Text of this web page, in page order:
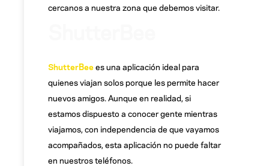
cercanos a nuestra zona que debemos visitar.
ShutterBeees una aplicación ideal para
quienes viajan solos porque les permite hacer
nuevos amigos. Aunque en realidad, si
estamos dispuesto a conocer gente mientras
viajamos, con independencia de que vayamos
acompañados, esta aplicación no puede faltar
en nuestros teléfonos.